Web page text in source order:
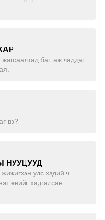
багтаж чаддаг
вэ?
НУУЦУУД
улс хэдий ч
өвийг хадгалсан